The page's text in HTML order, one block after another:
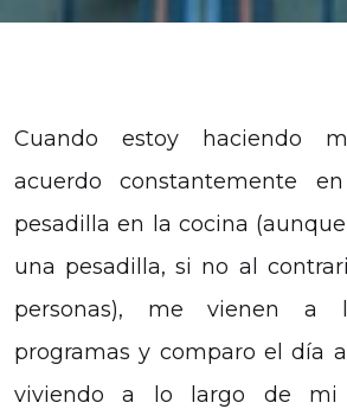
Cuando estoy haciendo
acuerdo constantemente
pesadilla en la cocina
una pesadilla, si no al
personas), me vienen a
programas y comparo el día
viviendo a lo largo de mi